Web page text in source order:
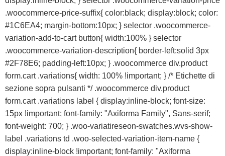
.woocommerce-price-suffix{ color:black; display:block; color:
#1C6EA4; margin-bottom:10px; } selector .woocommerce-
variation-add-to-cart button{ width:100% } selector
.woocommerce-variation-description{ border-left:solid 3px
#2F78E6; padding-left:10px; } .woocommerce div.product
form.cart .variations{ width: 100% !important; } /* Etichette di
sezione sopra pulsanti */ .woocommerce div.product
form.cart .variations label { display:inline-block; font-size:
15px !important; font-family: "Axiforma Family", Sans-serif;
font-weight: 700; } .woo-variatireseon-swatches.wvs-show-
label .variations td .woo-selected-variation-item-name {
display:inline-block !important; font-family: "Axiforma